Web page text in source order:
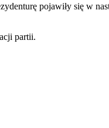
pojawiły się w
partii.